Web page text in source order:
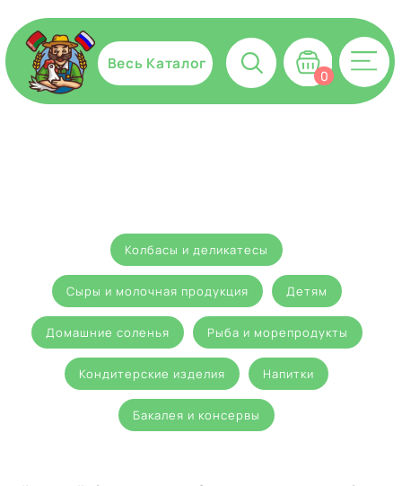
Весь Каталог
0
Колбасы и деликатесы
Сыры и молочная продукция Детям
Домашние соленья Рыба и морепродукты
Кондитерские изделия Напитки
Бакалея и консервы